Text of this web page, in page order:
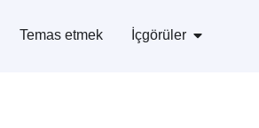
Temas etmek İçgörüler